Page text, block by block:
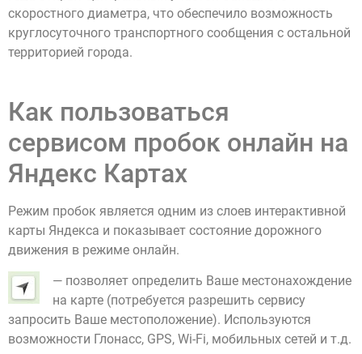
скоростного диаметра, что обеспечило возможность
круглосуточного транспортного сообщения с остальной
территорией города.
Как пользоваться
сервисом пробок онлайн на
Яндекс Картах
Режим пробок является одним из слоев интерактивной
карты Яндекса и показывает состояние дорожного
движения в режиме онлайн.
— позволяет определить Ваше местонахождение
на карте (потребуется разрешить сервису
запросить Ваше местоположение). Используются
возможности Глонасс, GPS, Wi-Fi, мобильных сетей и т.д.